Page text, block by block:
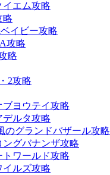
イエム攻略
略
イビー攻略
攻略
略
2攻略
ブヨウテイ攻略
デルタ攻略
のグランドバザール攻略
ングバナンザ攻略
トワールド攻略
イルズ攻略